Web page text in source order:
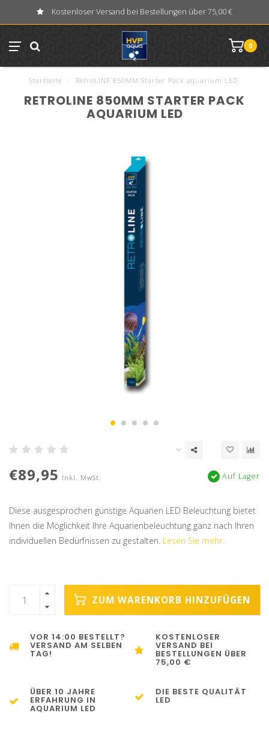
Kostenloser Versand bei Bestellungen über 75,00 €
0
Startseite RetroLINE 850MM Starter Pack aquarium LED
RETROLINE 850MM STARTER PACK
AQUARIUM LED
€89,95 Inkl. MwSt. Auf Lager
Diese ausgesprochen günstige Aquarien LED Beleuchtung bietet
Ihnen die Möglichkeit Ihre Aquarienbeleuchtung ganz nach Ihren
individuellen Bedürfnissen zu gestalten. Lesen Sie mehr..
ZUM WARENKORB HINZUFÜGEN
VOR 14:00 BESTELLT?
VERSAND AM SELBEN
TAG!
KOSTENLOSER
VERSAND BEI
BESTELLUNGEN ÜBER
75,00 €
ÜBER 10 JAHRE
ERFAHRUNG IN
AQUARIUM LED
DIE BESTE QUALITÄT
LED